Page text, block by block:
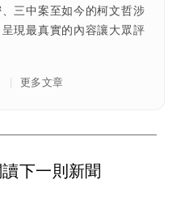
三中案至如今的柯文哲涉
現最真實的內容讓大眾評
更多文章
下一則新聞